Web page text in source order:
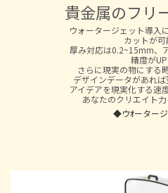
貴金属のフリ
ウォータージェット導入
カットが可
厚み対応は0.2~15mm、
精度がUP
さらに現実の物にする
デザインデータがあれば
アイデアを現実化する速
あなたのクリエイト力
◆ウｵーター